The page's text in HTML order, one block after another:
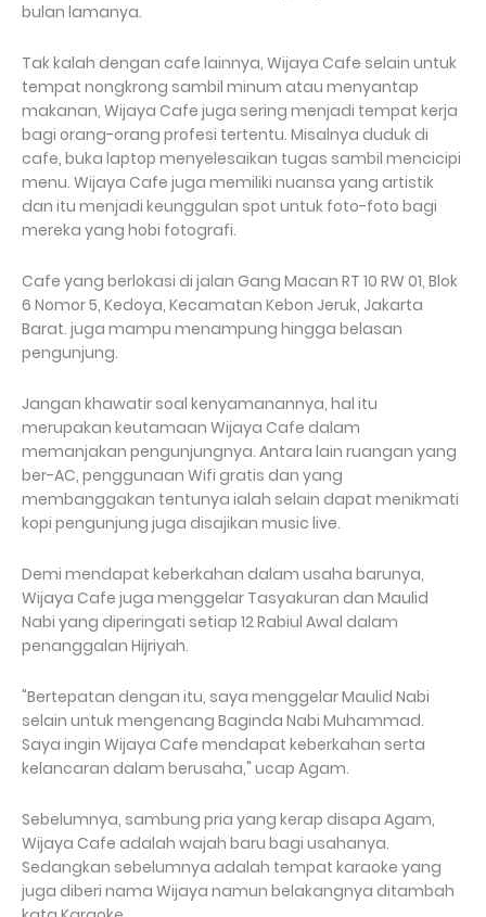
bulan lamanya.
Tak kalah dengan cafe lainnya, Wijaya Cafe selain untuk
tempat nongkrong sambil minum atau menyantap
makanan, Wijaya Cafe juga sering menjadi tempat kerja
bagi orang-orang profesi tertentu. Misalnya duduk di
cafe, buka laptop menyelesaikan tugas sambil mencicipi
menu. Wijaya Cafe juga memiliki nuansa yang artistik
dan itu menjadi keunggulan spot untuk foto-foto bagi
mereka yang hobi fotografi.
Cafe yang berlokasi di jalan Gang Macan RT 10 RW 01, Blok
6 Nomor 5, Kedoya, Kecamatan Kebon Jeruk, Jakarta
Barat. juga mampu menampung hingga belasan
pengunjung.
Jangan khawatir soal kenyamanannya, hal itu
merupakan keutamaan Wijaya Cafe dalam
memanjakan pengunjungnya. Antara lain ruangan yang
ber-AC, penggunaan Wifi gratis dan yang
membanggakan tentunya ialah selain dapat menikmati
kopi pengunjung juga disajikan music live.
Demi mendapat keberkahan dalam usaha barunya,
Wijaya Cafe juga menggelar Tasyakuran dan Maulid
Nabi yang diperingati setiap 12 Rabiul Awal dalam
penanggalan Hijriyah.
"Bertepatan dengan itu, saya menggelar Maulid Nabi
selain untuk mengenang Baginda Nabi Muhammad.
Saya ingin Wijaya Cafe mendapat keberkahan serta
kelancaran dalam berusaha," ucap Agam.
Sebelumnya, sambung pria yang kerap disapa Agam,
Wijaya Cafe adalah wajah baru bagi usahanya.
Sedangkan sebelumnya adalah tempat karaoke yang
juga diberi nama Wijaya namun belakangnya ditambah